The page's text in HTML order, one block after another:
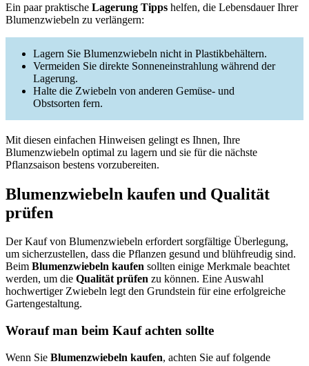
Ein paar praktische Lagerung Tipps helfen, die Lebensdauer Ihrer
Blumenzwiebeln zu verlängern:
Lagern Sie Blumenzwiebeln nicht in Plastikbehältern.
Vermeiden Sie direkte Sonneneinstrahlung während der
Lagerung.
Halte die Zwiebeln von anderen Gemüse- und
Obstsorten fern.
Mit diesen einfachen Hinweisen gelingt es Ihnen, Ihre
Blumenzwiebeln optimal zu lagern und sie für die nächste
Pflanzsaison bestens vorzubereiten.
Blumenzwiebeln kaufen und Qualität
prüfen
Der Kauf von Blumenzwiebeln erfordert sorgfältige Überlegung,
um sicherzustellen, dass die Pflanzen gesund und blühfreudig sind.
Beim Blumenzwiebeln kaufen sollten einige Merkmale beachtet
werden, um die Qualität prüfen zu können. Eine Auswahl
hochwertiger Zwiebeln legt den Grundstein für eine erfolgreiche
Gartengestaltung.
Worauf man beim Kauf achten sollte
Wenn Sie Blumenzwiebeln kaufen, achten Sie auf folgende